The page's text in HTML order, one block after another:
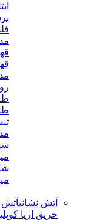
آتش نشانیآتش
حریق اریا